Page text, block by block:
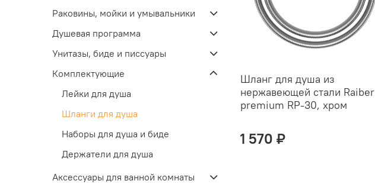
Шланг для душа из
нержавеющей стали Raiber
premium RP-30, хром
1 570 ₽
Раковины, мойки и умывальники
Душевая программа
Унитазы, биде и писсуары
Комплектующие
Лейки для душа
Шланги для душа
Наборы для душа и биде
Держатели для душа
Аксессуары для ванной комнаты